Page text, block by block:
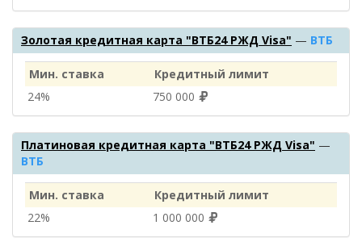
Золотая кредитная карта "ВТБ24 РЖД Visa" — ВТБ
Мин. ставка
Кредитный лимит
24%
750 000
Платиновая кредитная карта "ВТБ24 РЖД Visa" —
ВТБ
Мин. ставка
Кредитный лимит
22%
1 000 000